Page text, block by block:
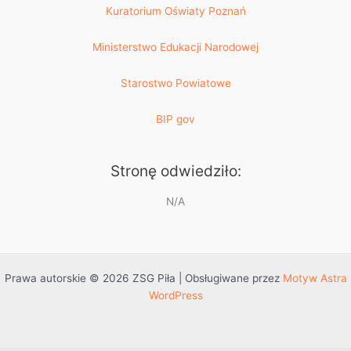
Kuratorium Oświaty Poznań
Ministerstwo Edukacji Narodowej
Starostwo Powiatowe
BIP gov
Stronę odwiedziło:
N/A
Prawa autorskie © 2026 ZSG Piła | Obsługiwane przez Motyw Astra
WordPress